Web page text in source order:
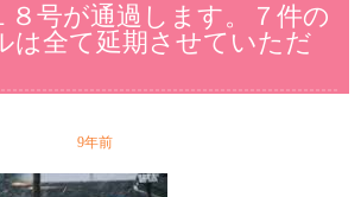
８号が通過します。７件の
は全て延期させていただ
9年前